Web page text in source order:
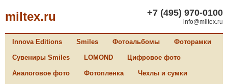
miltex.ru +7 (495) 970-0100
info@miltex.ru
Innova Editions Smiles Фотоальбомы Фоторамки
Сувениры Smiles LOMOND Цифровое фото
Аналоговое фото Фотопленка Чехлы и сумки